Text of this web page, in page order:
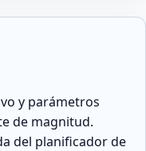
y parámetros
de magnitud.
del planificador de